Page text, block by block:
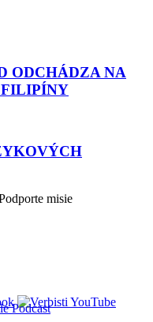
ODCHÁDZA NA